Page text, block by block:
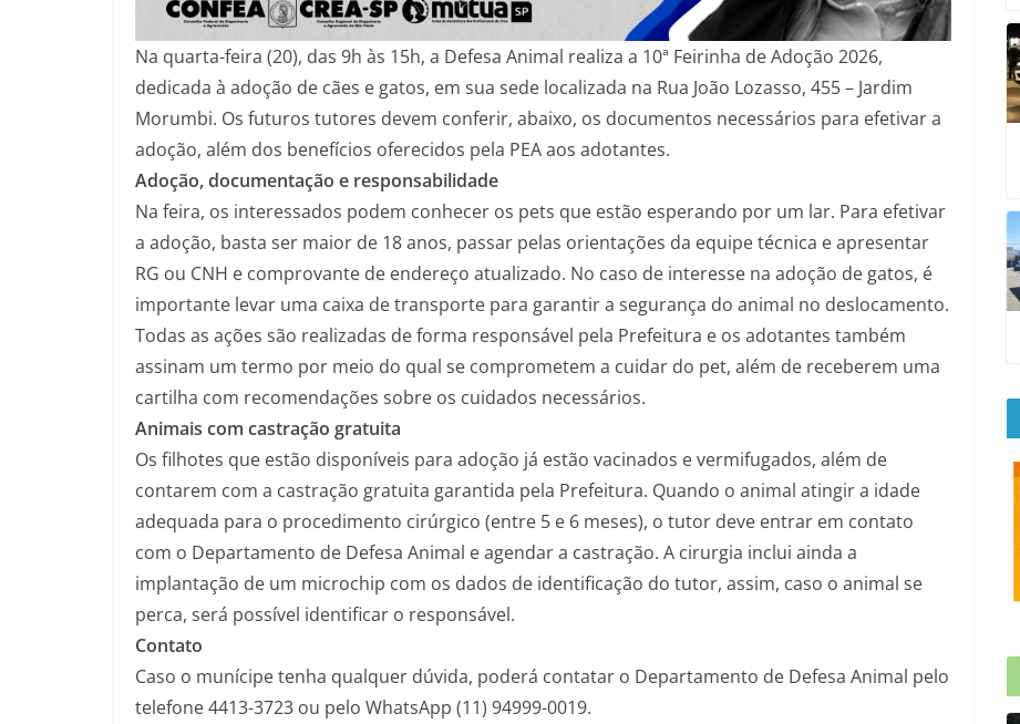
Na quarta-feira (20), das 9h às 15h, a Defesa Animal realiza a 10ª Feirinha de Adoção 2026,
dedicada à adoção de cães e gatos, em sua sede localizada na Rua João Lozasso, 455 – Jardim
Morumbi. Os futuros tutores devem conferir, abaixo, os documentos necessários para efetivar a
adoção, além dos benefícios oferecidos pela PEA aos adotantes.
Adoção, documentação e responsabilidade
Na feira, os interessados podem conhecer os pets que estão esperando por um lar. Para efetivar
a adoção, basta ser maior de 18 anos, passar pelas orientações da equipe técnica e apresentar
RG ou CNH e comprovante de endereço atualizado. No caso de interesse na adoção de gatos, é
importante levar uma caixa de transporte para garantir a segurança do animal no deslocamento.
Todas as ações são realizadas de forma responsável pela Prefeitura e os adotantes também
assinam um termo por meio do qual se comprometem a cuidar do pet, além de receberem uma
cartilha com recomendações sobre os cuidados necessários.
Animais com castração gratuita
Os filhotes que estão disponíveis para adoção já estão vacinados e vermifugados, além de
contarem com a castração gratuita garantida pela Prefeitura. Quando o animal atingir a idade
adequada para o procedimento cirúrgico (entre 5 e 6 meses), o tutor deve entrar em contato
com o Departamento de Defesa Animal e agendar a castração. A cirurgia inclui ainda a
implantação de um microchip com os dados de identificação do tutor, assim, caso o animal se
perca, será possível identificar o responsável.
Contato
Caso o munícipe tenha qualquer dúvida, poderá contatar o Departamento de Defesa Animal pelo
telefone 4413-3723 ou pelo WhatsApp (11) 94999-0019.